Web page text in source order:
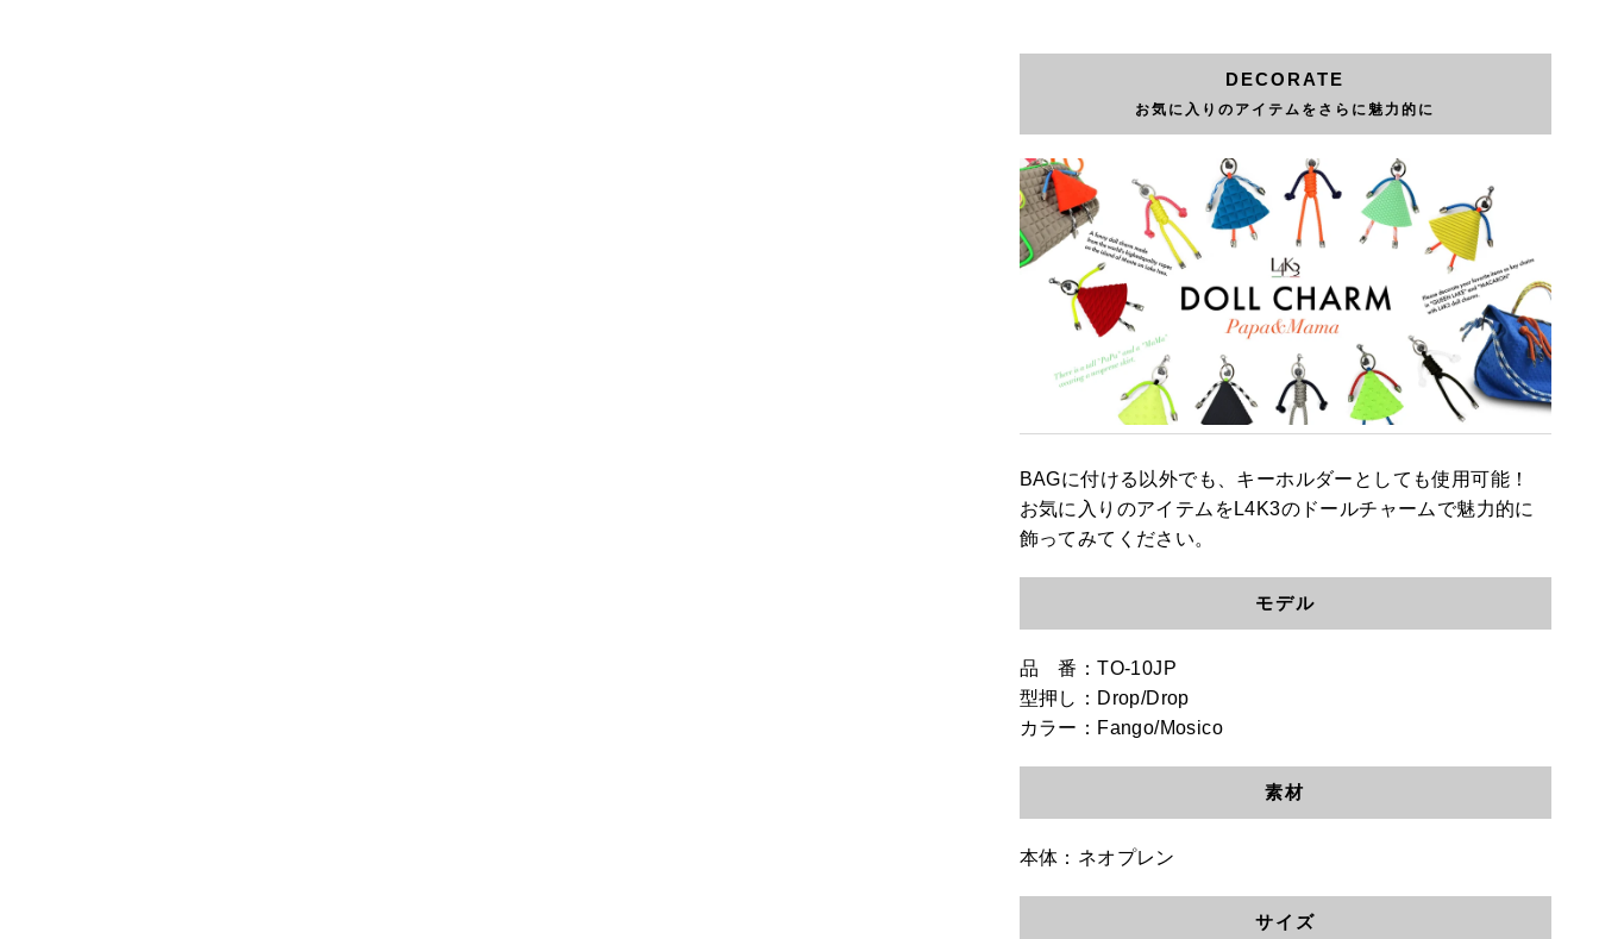
DECORATE
お気に入りのアイテムをさらに魅力的に
BAGに付ける以外でも、キーホルダーとしても使用可能！
お気に入りのアイテムをL4K3のドールチャームで魅力的に
飾ってみてください。
モデル
品 番：TO-10JP
型押し：Drop/Drop
カラー：Fango/Mosico
素材
本体：ネオプレン
サイズ